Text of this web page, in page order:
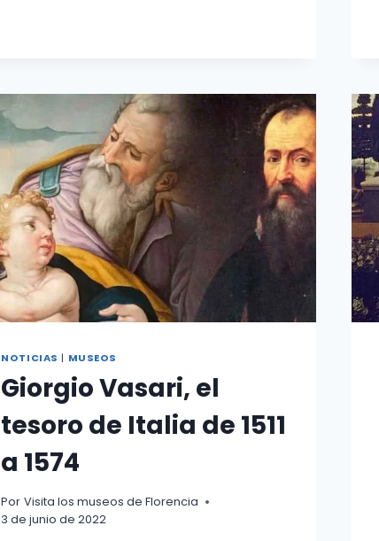
MARAVILLAS
ITALIA.
NOTICIAS | MUSEOS
Giorgio Vasari, el
tesoro de Italia de 1511
a 1574
Por Visita los museos de Florencia
3 de junio de 2022